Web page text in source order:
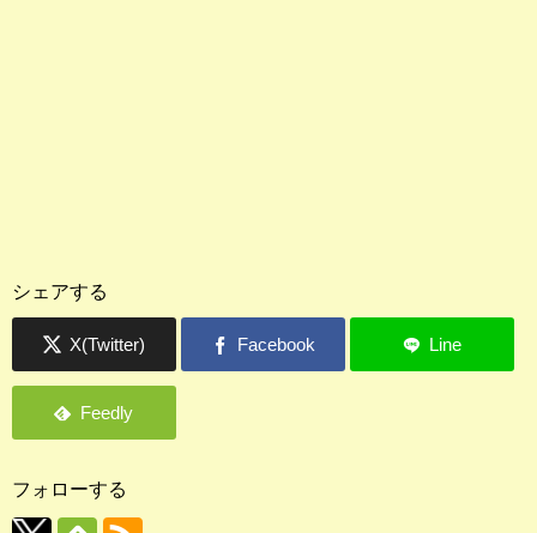
シェアする
フォローする